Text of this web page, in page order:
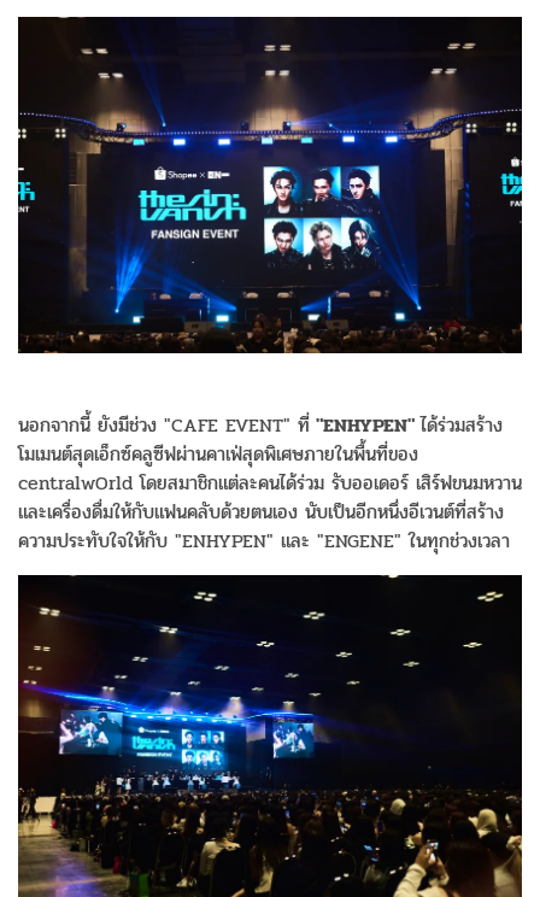
นอกจากนี้ ยังมีช่วง "CAFE EVENT" ที่ "ENHYPEN"ได้ร่วมสร้าง
โมเมนต์สุดเอ็กซ์คลูซีฟผ่านคาเฟ่สุดพิเศษภายในพื้นที่ของ
centralwOrld โดยสมาชิกแต่ละคนได้ร่วม รับออเดอร์ เสิร์ฟขนมหวาน
และเครื่องดื่มให้กับแฟนคลับด้วยตนเอง นับเป็นอีกหนึ่งอีเวนต์ที่สร้าง
ความประทับใจให้กับ "ENHYPEN" และ "ENGENE" ในทุกช่วงเวลา